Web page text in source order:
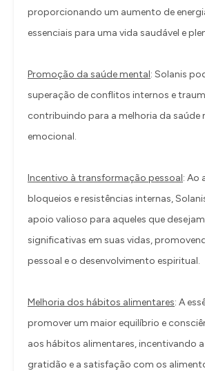
proporcionando um aumento de
essenciais para uma vida saudável e
Promoção da saúde mental: Solanis
superação de conflitos internos e
contribuindo para a melhoria da saúde
emocional.
Incentivo à transformação pessoal: Ao
bloqueios e resistências internas,
apoio valioso para aqueles que
significativas em suas vidas,
pessoal e o desenvolvimento espiritual.
Melhoria dos hábitos alimentares: A
promover um maior equilíbrio e
aos hábitos alimentares, incentivando
gratidão e a satisfação com os